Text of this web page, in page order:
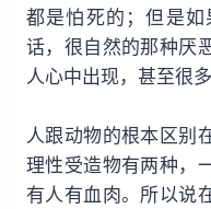
都是怕死的；但是
话，很自然的那种厌
人心中出现，甚至很
人跟动物的根本区别
理性受造物有两种，
有人有血肉。所以说